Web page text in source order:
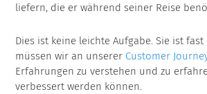
liefern, die er während seiner Reise
Dies ist keine leichte Aufgabe. Sie ist
müssen wir an unserer Customer
Erfahrungen zu verstehen und zu
verbessert werden können.